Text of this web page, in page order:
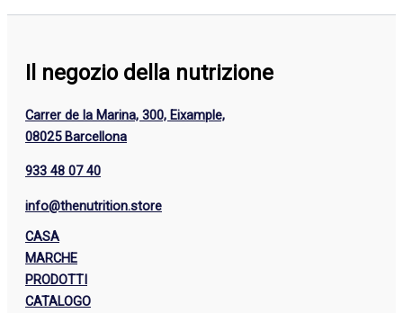
Il negozio della nutrizione
Carrer de la Marina, 300, Eixample,
08025 Barcellona
933 48 07 40
info@thenutrition.store
CASA
MARCHE
PRODOTTI
CATALOGO